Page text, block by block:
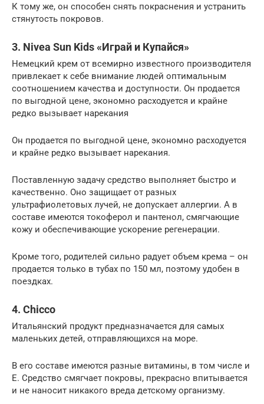
К тому же, он способен снять покраснения и устранить
стянутость покровов.
3. Nivea Sun Kids «Играй и Купайся»
Немецкий крем от всемирно известного производителя
привлекает к себе внимание людей оптимальным
соотношением качества и доступности. Он продается
по выгодной цене, экономно расходуется и крайне
редко вызывает нарекания
Он продается по выгодной цене, экономно расходуется
и крайне редко вызывает нарекания.
Поставленную задачу средство выполняет быстро и
качественно. Оно защищает от разных
ультрафиолетовых лучей, не допускает аллергии. А в
составе имеются токоферол и пантенол, смягчающие
кожу и обеспечивающие ускорение регенерации.
Кроме того, родителей сильно радует объем крема – он
продается только в тубах по 150 мл, поэтому удобен в
поездках.
4. Chicco
Итальянский продукт предназначается для самых
маленьких детей, отправляющихся на море.
В его составе имеются разные витамины, в том числе и
Е. Средство смягчает покровы, прекрасно впитывается
и не наносит никакого вреда детскому организму.